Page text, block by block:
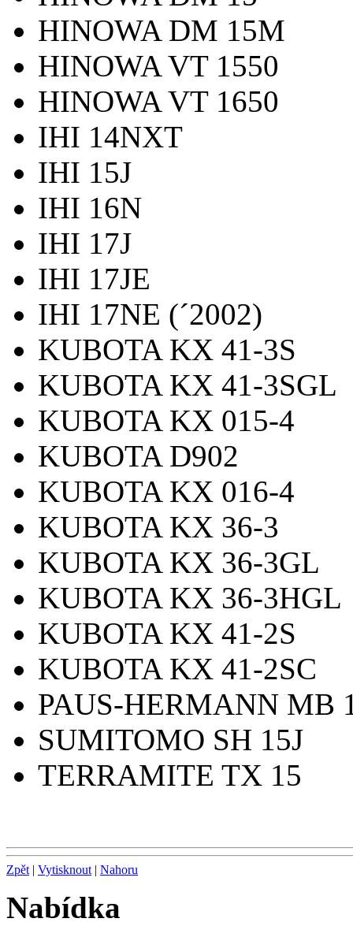
HINOWA DM 15M
HINOWA VT 1550
HINOWA VT 1650
IHI 14NXT
IHI 15J
IHI 16N
IHI 17J
IHI 17JE
IHI 17NE (´2002)
KUBOTA KX 41-3S
KUBOTA KX 41-3SGL
KUBOTA KX 015-4
KUBOTA D902
KUBOTA KX 016-4
KUBOTA KX 36-3
KUBOTA KX 36-3GL
KUBOTA KX 36-3HGL
KUBOTA KX 41-2S
KUBOTA KX 41-2SC
PAUS-HERMANN MB
SUMITOMO SH 15J
TERRAMITE TX 15
Zpět | Vytisknout | Nahoru
Nabídka